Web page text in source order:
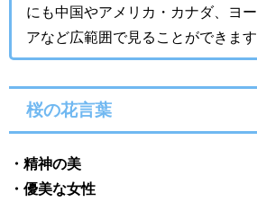
にも中国やアメリカ・カナダ、ヨ
アなど広範囲で見ることができます
桜の花言葉
・精神の美
・優美な女性